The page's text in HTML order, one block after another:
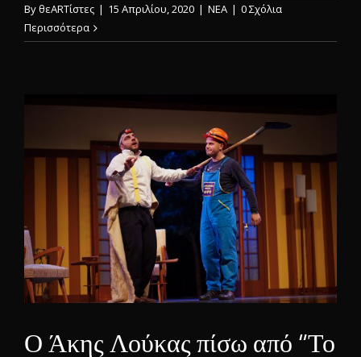
ByθεARTίστες | 15 Απριλίου, 2020 | ΝΕΑ | 0 Σχόλια
Περισσότερα
Ο Άκης Λούκας πίσω από “Το